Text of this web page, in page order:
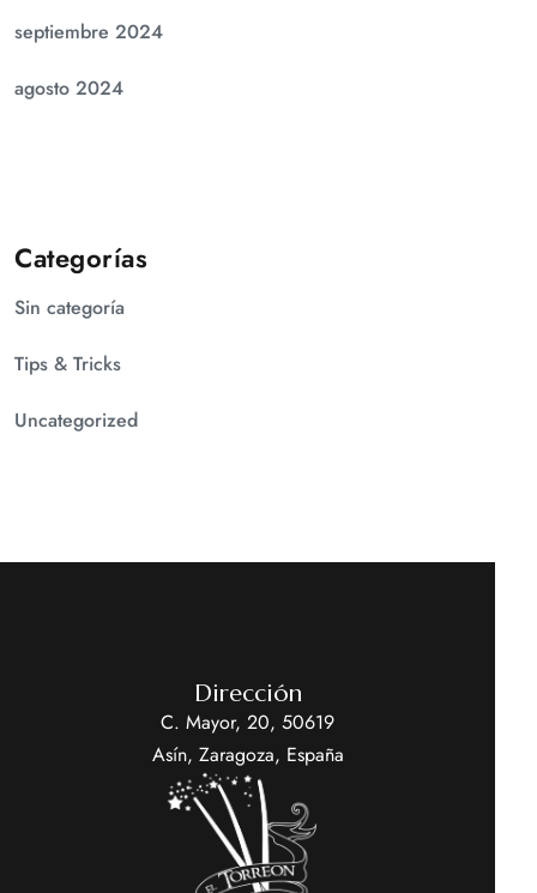
septiembre 2024
agosto 2024
Categorías
Sin categoría
Tips & Tricks
Uncategorized
Dirección
C. Mayor, 20, 50619
Asín, Zaragoza, España